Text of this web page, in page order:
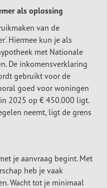
als oplossing
van de
Hiermee kun je als
met Nationale
De inkomensverklaring
gebruikt voor de
goed voor woningen
2025 op € 450.000 ligt.
neemt, ligt de grens
je aanvraag begint. Met
heb je vaak
Wacht tot je minimaal